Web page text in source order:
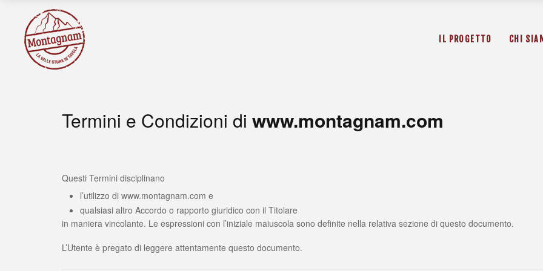
IL PROGETTO CHI
L’Àrbol
Termini e Condizioni di www.montagnam.com
Questi Termini disciplinano
l’utilizzo di www.montagnam.com e
qualsiasi altro Accordo o rapporto giuridico con il Titolare
in maniera vincolante. Le espressioni con l’iniziale maiuscola sono definite nella relativa sezione di questo documento.
L’Utente è pregato di leggere attentamente questo documento.